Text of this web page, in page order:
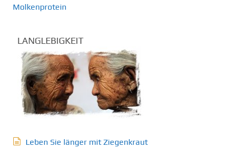
Molkenprotein
LANGLEBIGKEIT
Leben Sie länger mit Ziegenkraut